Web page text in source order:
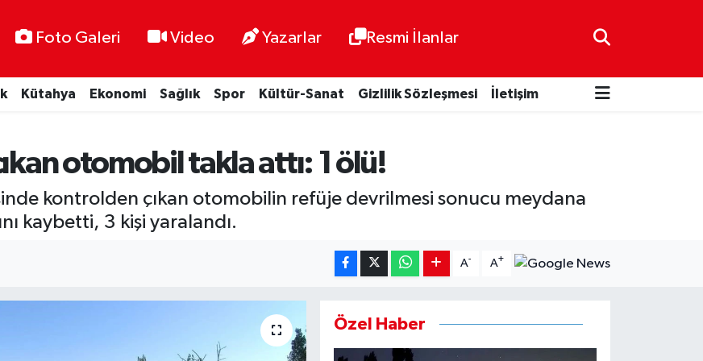
Foto Galeri Video Yazarlar Resmi İlanlar
Kütahya Ekonomi Sağlık Spor Kültür-Sanat Gizlilik Sözleşmesi İletişim
otomobil takla attı: 1 ölü!
kontrolden çıkan otomobilin refüje devrilmesi sonucu meydana
kaybetti, 3 kişi yaralandı.
A- A+
Özel Haber